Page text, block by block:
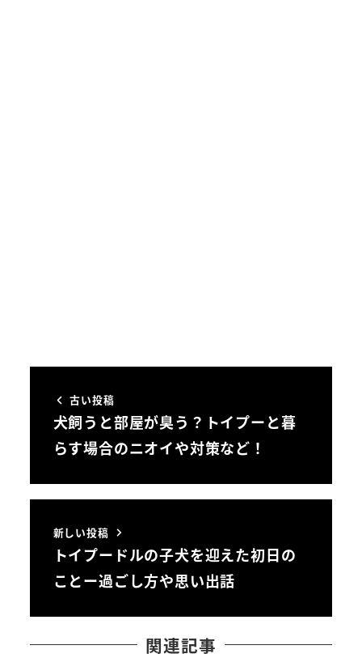
古い投稿
犬飼うと部屋が臭う？トイプーと暮
らす場合のニオイや対策など！
新しい投稿
トイプードルの子犬を迎えた初日の
ことー過ごし方や思い出話
関連記事